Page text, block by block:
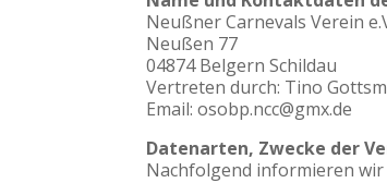
Neußner Carnevals Verein
Neußen 77
04874 Belgern Schildau
Vertreten durch: Tino
Email: osobp.ncc@gmx.de
Datenarten, Zwecke der
Nachfolgend informieren